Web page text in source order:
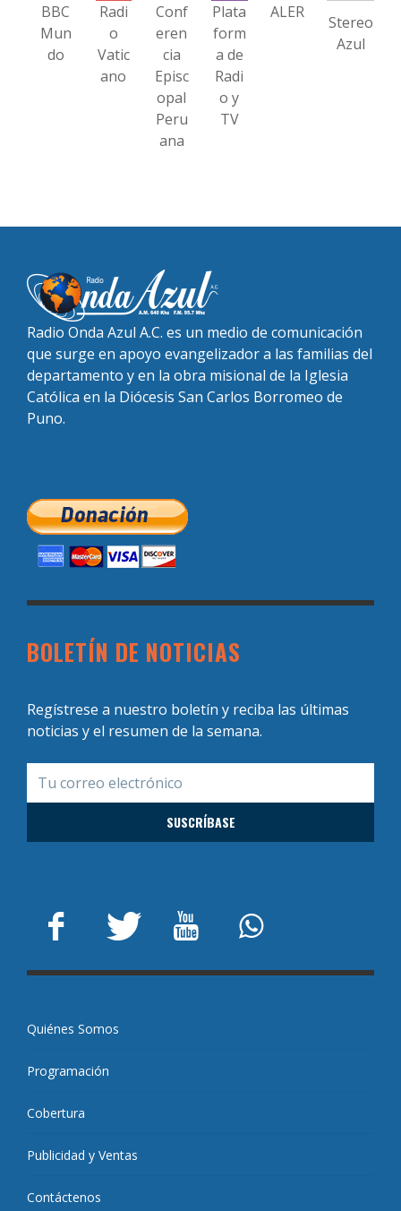
BBC
Mun
do
Radi
o
Vatic
ano
Conf
eren
cia
Episc
opal
Peru
ana
Plata
form
a de
Radi
o y
TV
ALER
Stereo
Azul
Radio Onda Azul A.C. es un medio de comunicación
que surge en apoyo evangelizador a las familias del
departamento y en la obra misional de la Iglesia
Católica en la Diócesis San Carlos Borromeo de
Puno.
BOLETÍN DE NOTICIAS
Regístrese a nuestro boletín y reciba las últimas
noticias y el resumen de la semana.
Quiénes Somos
Programación
Cobertura
Publicidad y Ventas
Contáctenos